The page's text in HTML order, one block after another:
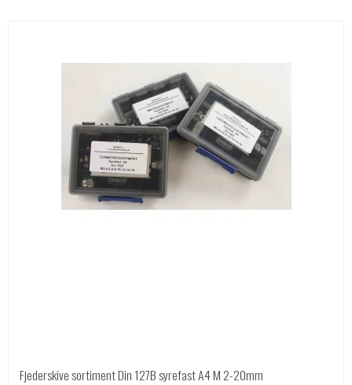
Fjederskive sortiment Din 127B syrefast A4 M 2-20mm